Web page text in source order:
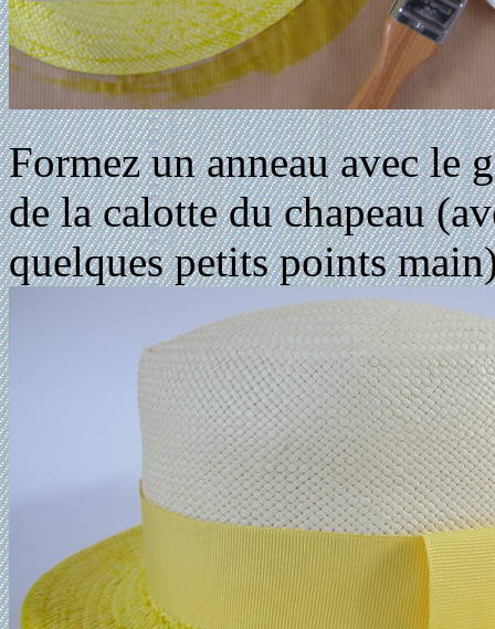
Formez un anneau avec le
de la calotte du chapeau
quelques petits points